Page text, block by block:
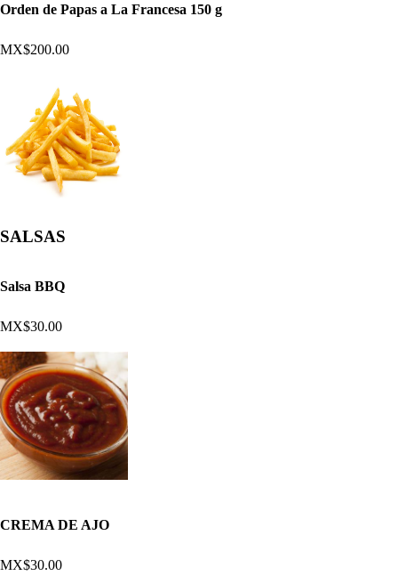
Orden de Papas a La Francesa 150 g
MX$200.00
SALSAS
Salsa BBQ
MX$30.00
CREMA DE AJO
MX$30.00